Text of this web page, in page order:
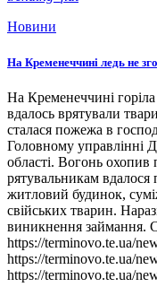
Новини
На Кременеччині ледь не
На Кременеччині
вдалось врятували
сталася пожежа в
Головному управлінні
області. Вогонь
рятувальникам
житловий будинок,
свійських тварин.
виникнення займання.
https://terminovo.te.ua/
https://terminovo.te.ua/
https://terminovo.te.ua/